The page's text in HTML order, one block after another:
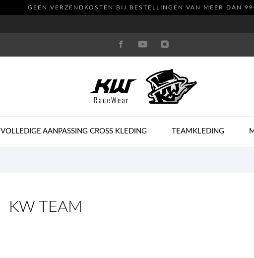
GEEN VERZENDKOSTEN BIJ BESTELLINGEN VAN MEER DAN
VOLLEDIGE AANPASSING CROSS KLEDING TEAMKLEDING
KW TEAM